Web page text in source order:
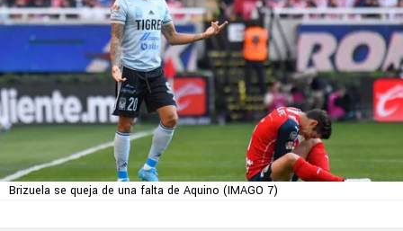
Brizuela se queja de una falta de Aquino (IMAGO 7)